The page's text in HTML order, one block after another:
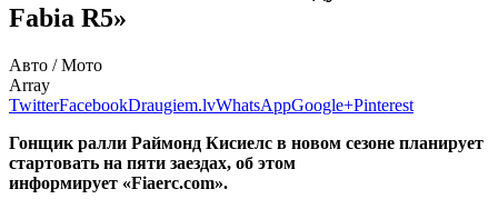
Fabia R5»
Авто / Мото
Array
TwitterFacebookDraugiem.lvWhatsAppGoogle+Pinterest
Гонщик ралли Раймонд Кисиелс в новом сезоне планирует
стартовать на пяти заездах, об этом
информирует «Fiaerc.com».